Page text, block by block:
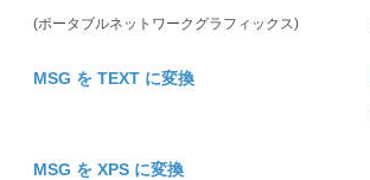
(ポータブルネットワークグラフィックス)
MSG を TEXT に変換
MSG を XPS に変換